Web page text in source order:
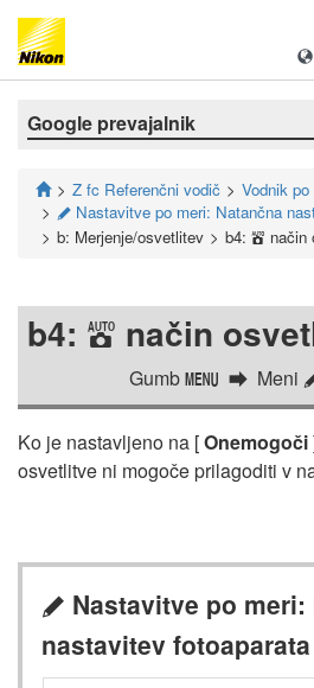
Google prevajalnik
Z fc Referenčni vodič Vodnik
A Nastavitve po meri: Natančna
b: Merjenje/osvetlitev
b4: b način
b4: b način
Gumb G Meni
Ko je nastavljeno na [Onemogoči
osvetlitve ni mogoče prilagoditi v
A Nastavitve po meri:
nastavitev fotoaparata